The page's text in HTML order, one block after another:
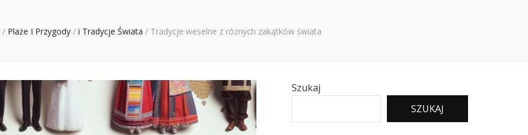
/ Plaże I Przygody / i Tradycje Świata / Tradycje weselne z różnych zakątków świata
Szukaj
SZUKAJ